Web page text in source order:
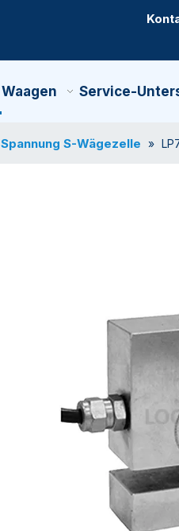
Waagen Service-
Spannung S-Wägezelle »